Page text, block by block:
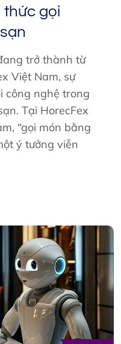
thức gọi
trở thành từ
Việt Nam, sự
công nghệ trong
Tại HorecFex
“gọi món bằng
ý tưởng viễn